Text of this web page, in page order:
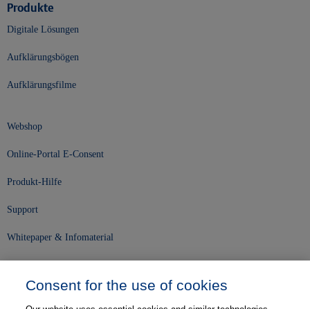
Produkte
Digitale Lösungen
Aufklärungsbögen
Aufklärungsfilme
Webshop
Online-Portal E-Consent
Produkt-Hilfe
Support
Whitepaper & Infomaterial
Consent for the use of cookies